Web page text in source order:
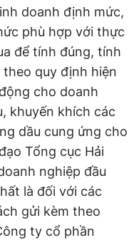
doanh định mức,
phù hợp với thực
để tính đúng, tính
quy định hiện
cho doanh
khuyến khích các
dầu cung ứng cho
Tổng cục Hải
nghiệp đầu
là đối với các
gửi kèm theo
ty cổ phần